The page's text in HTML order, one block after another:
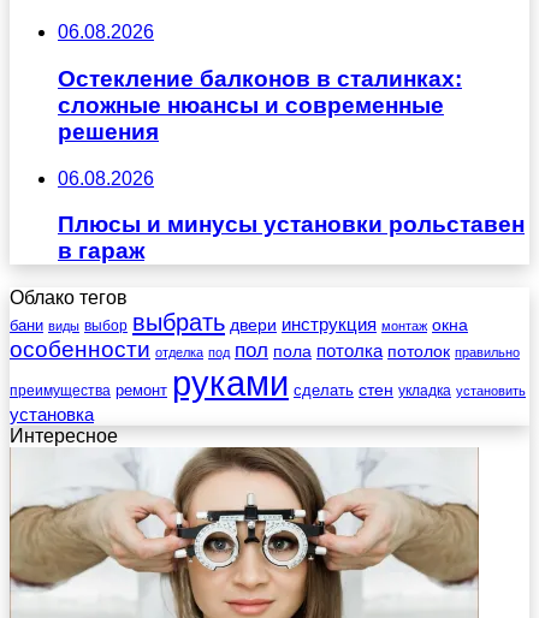
06.08.2026
Остекление балконов в сталинках:
сложные нюансы и современные
решения
06.08.2026
Плюсы и минусы установки рольставен
в гараж
Облако тегов
бани виды выбор выбрать двери инструкция монтаж окна
особенности отделка под пол пола потолка потолок правильно
преимущества ремонт руками сделать стен укладка установить
установка
Интересное